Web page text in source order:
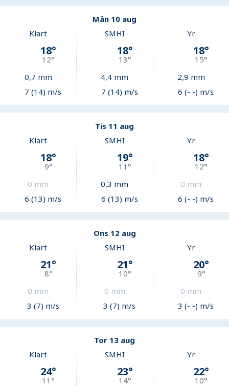
Mån 10 aug
Klart
18°
12°
0,7 mm
7 (14) m/s
SMHI
18°
13°
4,4 mm
7 (14) m/s
Yr
18°
15°
2,9 mm
6 (- -) m/s
Tis 11 aug
Klart
18°
9°
0 mm
6 (13) m/s
SMHI
19°
11 °
0,3 mm
6 (13) m/s
Yr
18°
12°
0 mm
6 (- -) m/s
Ons 12 aug
Klart
21°
8°
0 mm
3 (7) m/s
SMHI
21°
10°
0 mm
3 (7) m/s
Yr
20°
9°
0 mm
3 (- -) m/s
Tor 13 aug
Klart
24°
11°
SMHI
23°
14°
Yr
22°
10°